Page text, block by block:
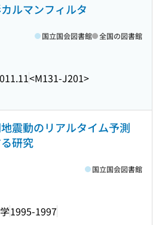
ルマンフィルタ
<M131-J201>
国立国会図書館 全国の図書館
震動のリアルタイム予測
研究
1995-1997
国立国会図書館